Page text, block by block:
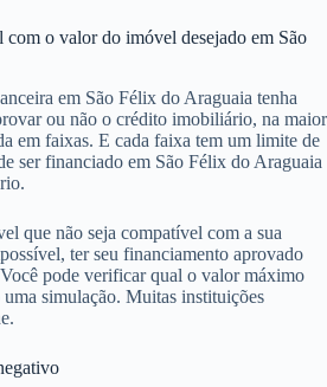
o valor do imóvel desejado em São
em São Félix do Araguaia tenha
ou não o crédito imobiliário, na maior
em faixas. E cada faixa tem um limite de
ser financiado em São Félix do Araguaia
que não seja compatível com a sua
ter seu financiamento aprovado
pode verificar qual o valor máximo
uma simulação. Muitas instituições